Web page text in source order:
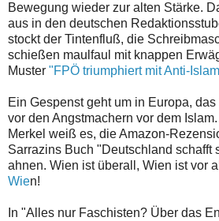
Bewegung wieder zur alten Stärke.
aus in den deutschen
stockt der Tintenfluß, die
schießen maulfaul mit knappen
Muster "FPÖ triumphiert mit Anti-
Ein Gespenst geht um in Europa,
vor den Angstmachern vor dem
Merkel weiß es, die Amazon-
Sarrazins Buch "Deutschland schafft
ahnen. Wien ist überall, Wien ist vor
Wien!
In "Alles nur Faschisten? Über das